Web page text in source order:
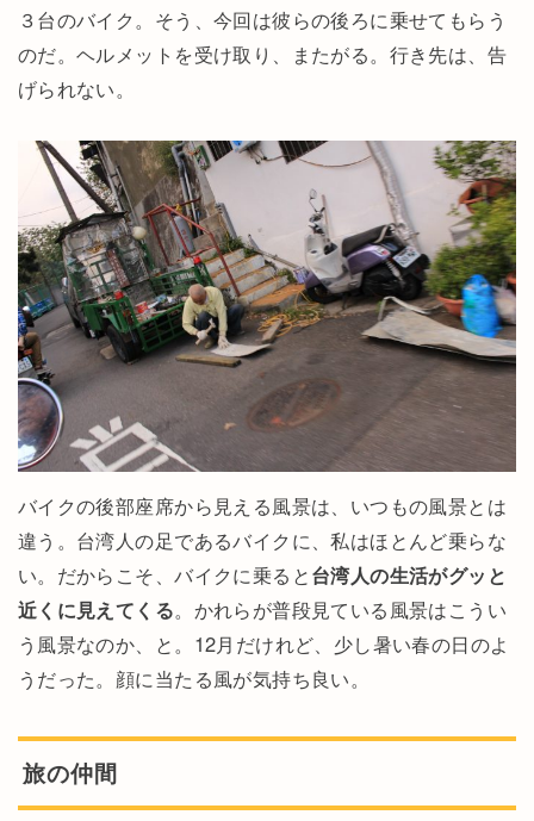
３台のバイク。そう、今回は彼らの後ろに乗せてもらう
のだ。ヘルメットを受け取り、またがる。行き先は、告
げられない。
バイクの後部座席から見える風景は、いつもの風景とは
違う。台湾人の足であるバイクに、私はほとんど乗らな
い。だからこそ、バイクに乗ると台湾人の生活がグッと
近くに見えてくる。かれらが普段見ている風景はこうい
う風景なのか、と。12月だけれど、少し暑い春の日のよ
うだった。顔に当たる風が気持ち良い。
旅の仲間